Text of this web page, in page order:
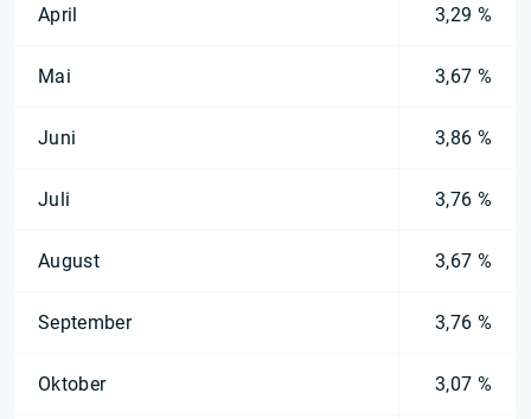
April 3,29 %
Mai 3,67 %
Juni 3,86 %
Juli 3,76 %
August 3,67 %
September 3,76 %
Oktober 3,07 %